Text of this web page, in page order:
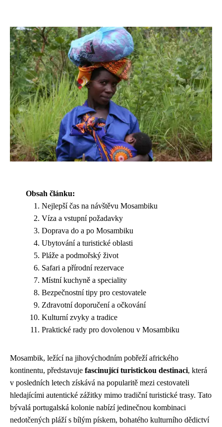
Obsah článku:
Nejlepší čas na návštěvu Mosambiku
Víza a vstupní požadavky
Doprava do a po Mosambiku
Ubytování a turistické oblasti
Pláže a podmořský život
Safari a přírodní rezervace
Místní kuchyně a speciality
Bezpečnostní tipy pro cestovatele
Zdravotní doporučení a očkování
Kulturní zvyky a tradice
Praktické rady pro dovolenou v Mosambiku
Mosambik, ležící na jihovýchodním pobřeží afrického
kontinentu, představuje fascinující turistickou destinaci, která
v posledních letech získává na popularitě mezi cestovateli
hledajícími autentické zážitky mimo tradiční turistické trasy. Tato
bývalá portugalská kolonie nabízí jedinečnou kombinaci
nedotčených pláží s bílým pískem, bohatého kulturního dědictví